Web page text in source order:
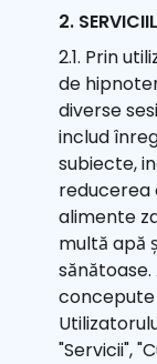
2.
2.1. Prin
de
diverse
includ
subiecte,
reducerea
alimente
multă apă
"Servicii",